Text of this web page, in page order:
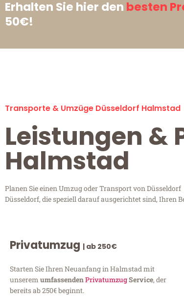
Erhalten Sie hier den besten
50€!
Transporte & Umzüge Düsseldorf Halmstad
Leistungen &
Halmstad
Planen Sie einen Umzug oder Transport von
Düsseldorf, die speziell darauf ausgerichtet sind, Ihren
Privatumzug | ab 250€
Starten Sie Ihren Neuanfang in Halmstad mit
unserem umfassendenPrivatumzugService, der
bereits ab 250€ beginnt.